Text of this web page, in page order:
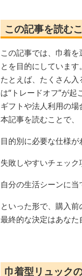
この記事を読む
この記事では、巾着
とを目的にしています。
たとえば、たくさん
は“トレードオフ”が起
ギフトや法人利用の場
本記事を読むことで、
目的別に必要な仕様が
失敗しやすいチェック
自分の生活シーンに
といった形で、購入前
最終的な決定はあなた
巾着型リュック